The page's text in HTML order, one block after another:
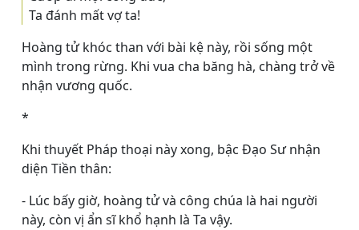
Ta đánh mất vợ ta!
Hoàng tử khóc than với bài kệ này, rồi sống một
mình trong rừng. Khi vua cha băng hà, chàng trở về
nhận vương quốc.
*
Khi thuyết Pháp thoại này xong, bậc Ðạo Sư nhận
diện Tiền thân:
- Lúc bấy giờ, hoàng tử và công chúa là hai người
này, còn vị ẩn sĩ khổ hạnh là Ta vậy.